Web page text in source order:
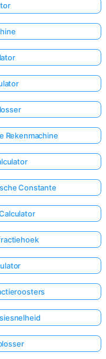
Rekenmachine
Constante